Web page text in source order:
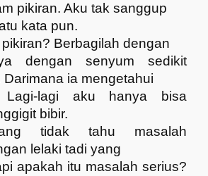
pikiran. Aku tak sanggup
kata pun.
Berbagilah dengan
dengan senyum sedikit
ia mengetahui
Lagi-lagi aku hanya bisa
bibir.
tidak tahu masalah
lelaki tadi yang
apakah itu masalah serius?